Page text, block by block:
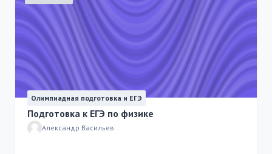
Олимпиадная подготовка и ЕГЭ
Подготовка к ЕГЭ по физике
Александр Васильев